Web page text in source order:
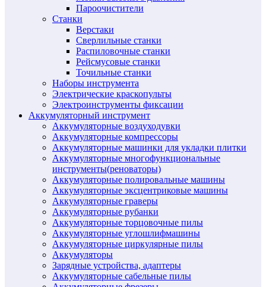
Пароочистители
Станки
Верстаки
Сверлильные станки
Распиловочные станки
Рейсмусовые станки
Точильные станки
Наборы инструмента
Электрические краскопульты
Электроинструменты фиксации
Аккумуляторный инструмент
Аккумуляторные воздуходувки
Аккумуляторные компрессоры
Аккумуляторные машинки для укладки плитки
Аккумуляторные многофункциональные
инструменты(реноваторы)
Аккумуляторные полировальные машины
Аккумуляторные эксцентриковые машины
Аккумуляторные граверы
Аккумуляторные рубанки
Аккумуляторные торцовочные пилы
Аккумуляторные углошлифмашины
Аккумуляторные циркулярные пилы
Аккумуляторы
Зарядные устройства, адаптеры
Аккумуляторные сабельные пилы